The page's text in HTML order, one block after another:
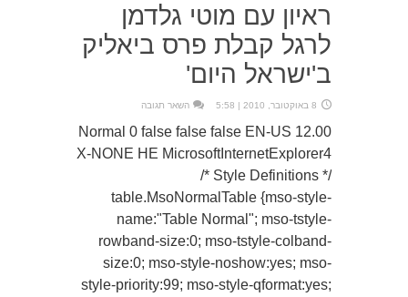
ראיון עם מוטי גלדמן
לרגל קבלת פרס ביאליק
ב'ישראל היום'
8 באוקטובר, 2010 | 5:58 השאר תגובה
12.00 Normal 0 false false false EN-US
X-NONE HE MicrosoftInternetExplorer4
/* Style Definitions */
table.MsoNormalTable {mso-style-
name:"Table Normal"; mso-tstyle-
rowband-size:0; mso-tstyle-colband-
size:0; mso-style-noshow:yes; mso-
style-priority:99; mso-style-qformat:yes;